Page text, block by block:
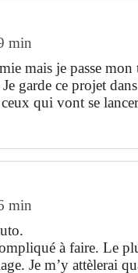
min
mais je passe
garde ce projet
qui vont se lancer
min
à faire. Le
Je m’y attèlerai